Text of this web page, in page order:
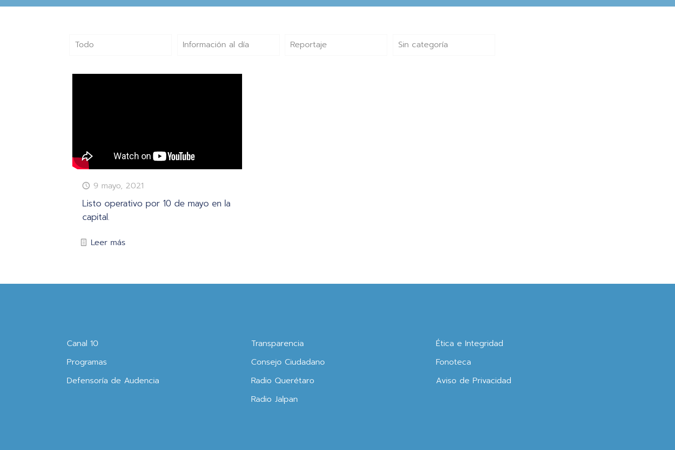
Todo Información al día Reportaje Sin categoría
9 mayo, 2021
Listo operativo por 10 de mayo en la
capital.
Leer más
Canal 10
Programas
Defensoría de Audencia
Transparencia
Consejo Ciudadano
Radio Querétaro
Radio Jalpan
Ética e Integridad
Fonoteca
Aviso de Privacidad